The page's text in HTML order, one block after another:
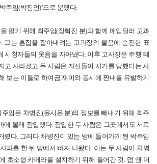
주임(박진언)’으로 분했다.
팔기 위해 최주임(장혁진 분)과 함께 매입딜러 고과
그는 흠집을 잡아내려는 고과장의 물음에 순진한 표
시청자들의 웃음을 자아냈다. 이후 고사장은 주행 테
고 사라졌고 두 사람은 자신들이 사기를 당했다는 사
보는 이들로 하여금 재미와 동시에 짠내를 유발하기
임은 차병진(윤시윤 분)의 정보를 빼내기 위해 최주
에 몰래 잠입했다. 잠입한 두 사람은 그곳에서도 서로
렸다. 그러다 차병진이 있는 방에 들어가게 된 박주임
과를 한 뒤 방에서 빠져 나왔다. 이는 두 사람이 차병
초소형 카메라를 설치하기 위해 들어간 것. 덤 앤 더